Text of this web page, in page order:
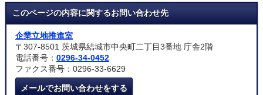
このページの内容に関するお問い合わせ先
企業立地推進室
〒307-8501 茨城県結城市中央町二丁目3番地 庁舎2階
電話番号： 0296-34-0452
ファクス番号：0296-33-6629
メールでお問い合わせをする